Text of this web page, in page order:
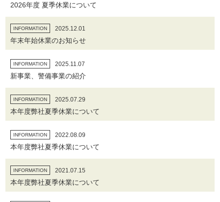
2026年度 夏季休業について
INFORMATION 2025.12.01
年末年始休業のお知らせ
INFORMATION 2025.11.07
新事業、警備事業の紹介
INFORMATION 2025.07.29
本年度弊社夏季休業について
INFORMATION 2022.08.09
本年度弊社夏季休業について
INFORMATION 2021.07.15
本年度弊社夏季休業について